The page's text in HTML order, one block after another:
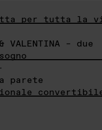
per tutta la
VALENTINA – due
parete